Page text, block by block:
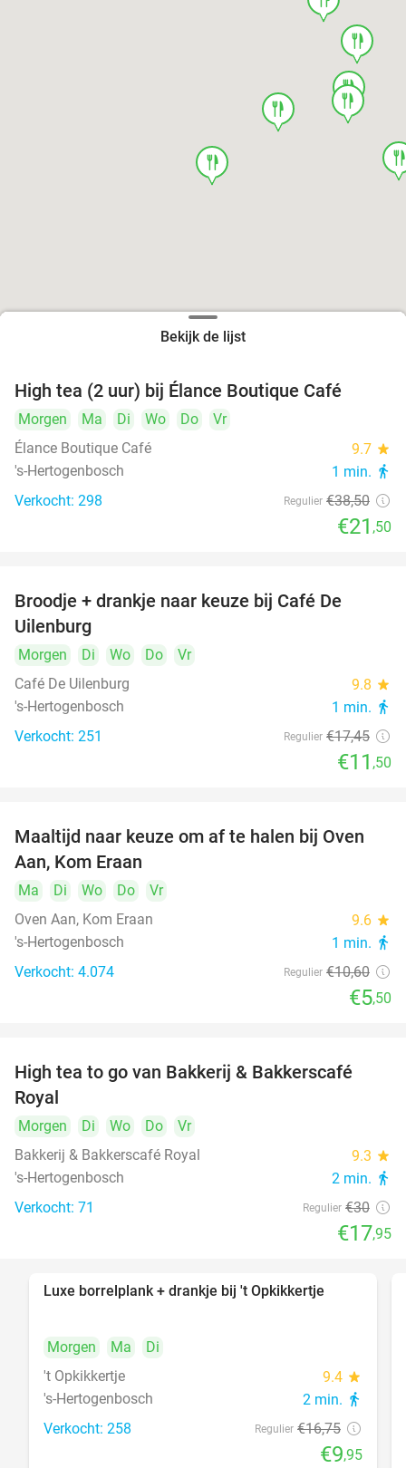
food
food
food
food
food
Bekijk de lijst
High tea (2 uur) bij Élance Boutique Café
Morgen Ma Di Wo Do
Vr
Élance Boutique Café
9.7 star
's-Hertogenbosch 1 min. directions_walk
Verkocht: 298 Regulier €38,50
€21 ,50
Broodje + drankje naar keuze bij Café De
Uilenburg
Morgen Di Wo Do
Vr
Café De Uilenburg
9.8 star
's-Hertogenbosch 1 min. directions_walk
Verkocht: 251 Regulier €17,45
€11 ,50
48%
Maaltijd naar keuze om af te halen bij Oven
Aan, Kom Eraan
Ma Di Wo Do
Vr
Oven Aan, Kom Eraan
9.6 star
's-Hertogenbosch 1 min. directions_walk
Verkocht: 4.074 Regulier €10,60
€5,50
40%
High tea to go van Bakkerij & Bakkerscafé
Royal
Morgen Di Wo Do
Vr
Bakkerij & Bakkerscafé Royal
9.3 star
's-Hertogenbosch 2 min. directions_walk
Verkocht: 71 Regulier €30
€17,95
Luxe borrelplank + drankje bij 't Opkikkertje
Morgen Ma
Di
't Opkikkertje
9.4 star
's-Hertogenbosch 2 min. directions_walk
Verkocht: 258 Regulier €16,75
€9,95